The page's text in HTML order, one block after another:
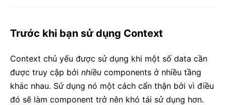
Trước khi bạn sử dụng Context
Context chủ yếu được sử dụng khi một số data cần
được truy cập bởi nhiều components ở nhiều tầng
khác nhau. Sử dụng nó một cách cẩn thận bởi vì điều
đó sẽ làm component trở nên khó tái sử dụng hơn.